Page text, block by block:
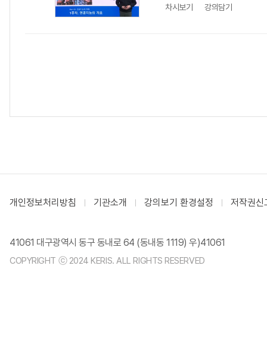
차시보기
강의담기
개인정보처리방침 기관소개 강의보기 환경설정 저작권신
41061 대구광역시 동구 동내로 64 (동내동 1119) 우)41061
COPYRIGHT ⓒ 2024 KERIS. ALL RIGHTS RESERVED